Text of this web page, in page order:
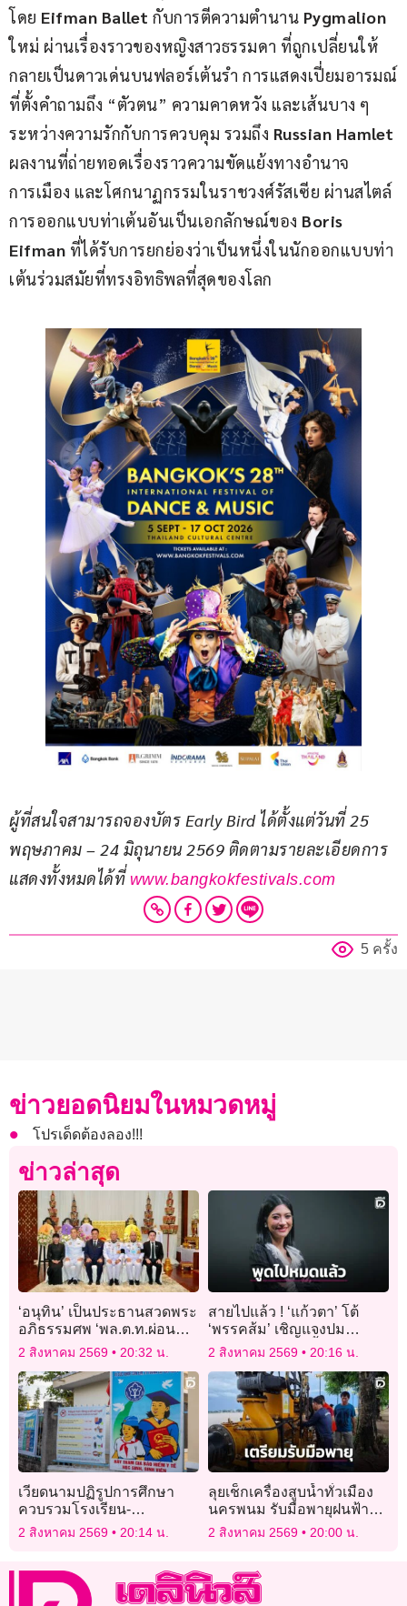
โดย Eifman Ballet กับการตีความตำนาน Pygmalion
ใหม่ ผ่านเรื่องราวของหญิงสาวธรรมดา ที่ถูกเปลี่ยนให้
กลายเป็นดาวเด่นบนฟลอร์เต้นรำ การแสดงเปี่ยมอารมณ์
ที่ตั้งคำถามถึง “ตัวตน” ความคาดหวัง และเส้นบาง ๆ
ระหว่างความรักกับการควบคุม รวมถึง Russian Hamlet
ผลงานที่ถ่ายทอดเรื่องราวความขัดแย้งทางอำนาจ
การเมือง และโศกนาฏกรรมในราชวงศ์รัสเซีย ผ่านสไตล์
การออกแบบท่าเต้นอันเป็นเอกลักษณ์ของ Boris
Eifman ที่ได้รับการยกย่องว่าเป็นหนึ่งในนักออกแบบท่า
เต้นร่วมสมัยที่ทรงอิทธิพลที่สุดของโลก
ผู้ที่สนใจสามารถจองบัตร Early Bird ได้ตั้งแต่วันที่ 25
พฤษภาคม – 24 มิถุนายน 2569 ติดตามรายละเอียดการ
แสดงทั้งหมดได้ที่ www.bangkokfestivals.com
5 ครั้ง
ข่าวยอดนิยมในหมวดหมู่
โปรเด็ดต้องลอง!!!
ข่าวล่าสุด
‘อนุทิน’ เป็นประธานสวดพระ
อภิธรรมศพ ‘พล.ต.ท.ผ่อน
ปลัดรักษา’ พ่อตา ‘อดีตนา
2 สิงหาคม 2569 20:32 น.
สายไปแล้ว ! ‘แก้วตา’ โต้
‘พรรคส้ม’ เชิญแจงปม
คุกคามทางเพศ ชี้ผู้บริหารรู้
2 สิงหาคม 2569 20:16 น.
เวียดนามปฏิรูปการศึกษา
ควบรวมโรงเรียน-
มหาวิทยาลัย ลดโครงสร้าง
2 สิงหาคม 2569 20:14 น.
ลุยเช็กเครื่องสูบน้ำทั่วเมือง
นครพนม รับมือพายุฝนฟ้า
คะนอง 2-4 ส.ค.
2 สิงหาคม 2569 20:00 น.